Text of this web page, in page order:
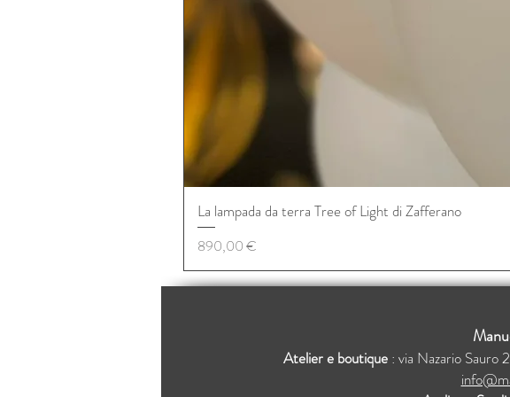
La lampada da terra Tree of Light di Zafferano
Prezzo
890,00 €
Atelier e boutique : via Nazario